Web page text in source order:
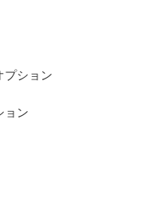
プション
ョン